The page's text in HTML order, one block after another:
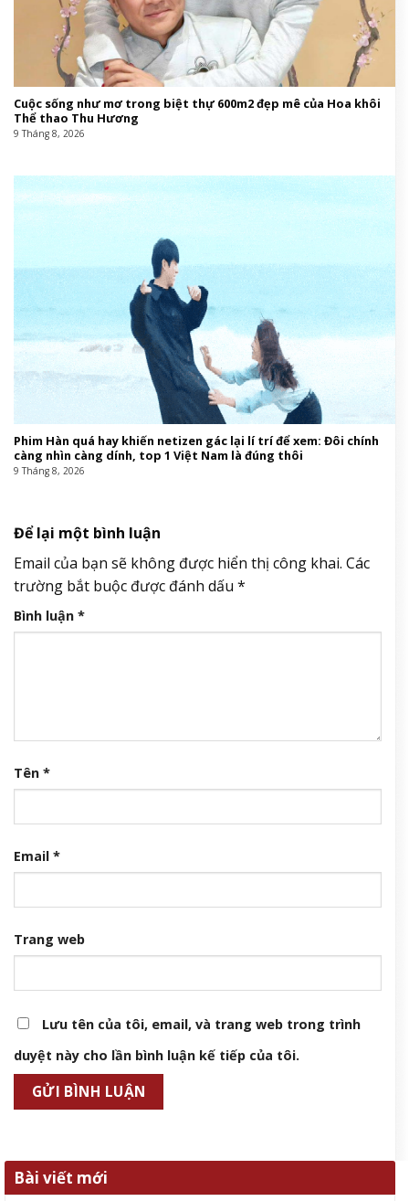
Cuộc sống như mơ trong biệt thự 600m2 đẹp mê của Hoa khôi
Thể thao Thu Hương
9 Tháng 8, 2026
Phim Hàn quá hay khiến netizen gác lại lí trí để xem: Đôi chính
càng nhìn càng dính, top 1 Việt Nam là đúng thôi
9 Tháng 8, 2026
Để lại một bình luận
Email của bạn sẽ không được hiển thị công khai. Các
trường bắt buộc được đánh dấu *
Bình luận *
Tên *
Email *
Trang web
Lưu tên của tôi, email, và trang web trong trình
duyệt này cho lần bình luận kế tiếp của tôi.
Bài viết mới